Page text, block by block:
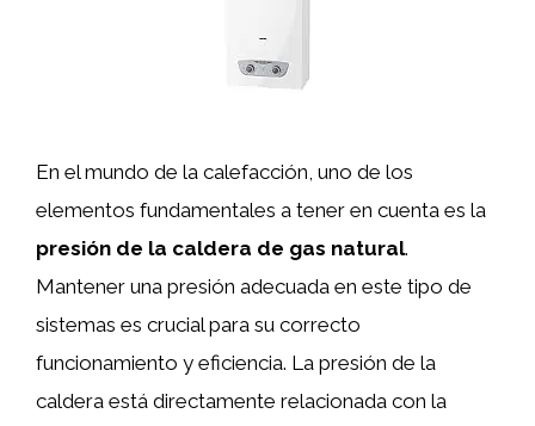
En el mundo de la calefacción, uno de los
elementos fundamentales a tener en cuenta es la
presión de la caldera de gas natural.
Mantener una presión adecuada en este tipo de
sistemas es crucial para su correcto
funcionamiento y eficiencia. La presión de la
caldera está directamente relacionada con la